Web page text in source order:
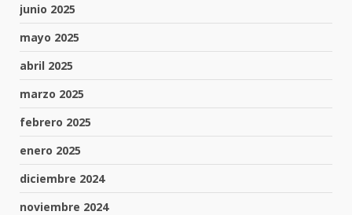
junio 2025
mayo 2025
abril 2025
marzo 2025
febrero 2025
enero 2025
diciembre 2024
noviembre 2024